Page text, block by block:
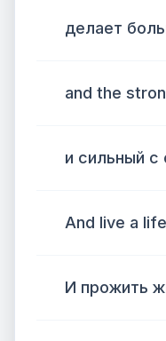
делает
and the
и сильный
And live a
И прожить